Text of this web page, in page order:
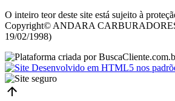
O inteiro teor deste site está sujeito à
Copyright© ANDARA
19/02/1998)